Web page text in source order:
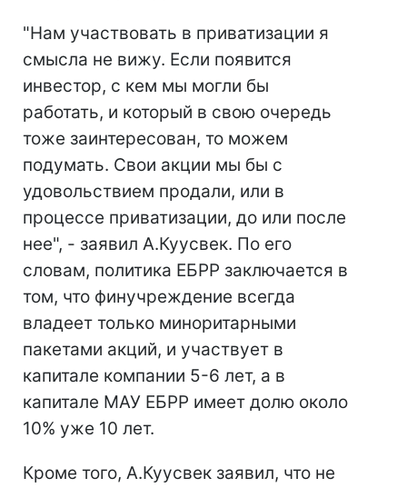
"Нам участвовать в приватизации я
смысла не вижу. Если появится
инвестор, с кем мы могли бы
работать, и который в свою очередь
тоже заинтересован, то можем
подумать. Свои акции мы бы с
удовольствием продали, или в
процессе приватизации, до или после
нее", - заявил А.Куусвек. По его
словам, политика ЕБРР заключается в
том, что финучреждение всегда
владеет только миноритарными
пакетами акций, и участвует в
капитале компании 5-6 лет, а в
капитале МАУ ЕБРР имеет долю около
10% уже 10 лет.
Кроме того, А.Куусвек заявил, что не